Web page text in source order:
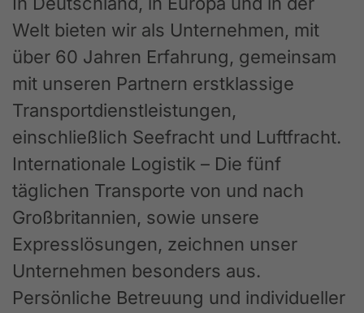
Welt bieten wir als Unternehmen, mit
über 60 Jahren Erfahrung, gemeinsam
mit unseren Partnern erstklassige
Transportdienstleistungen,
einschließlich Seefracht und Luftfracht.
Internationale Logistik – Die fünf
täglichen Transporte von und nach
Großbritannien, sowie unsere
Expresslösungen, zeichnen unser
Unternehmen besonders aus.
Persönliche Betreuung und individueller